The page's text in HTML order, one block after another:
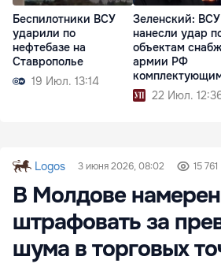
Беспилотники ВСУ
ударили по
нефтебазе на
Ставрополье
19 Июл. 13:14
Зеленский: ВСУ
нанесли удар
объектам
армии РФ
дронов22 Июл.
Logos 3 июня 2026, 08:02 15 761
В Молдове
штрафовать за
шума в торговых